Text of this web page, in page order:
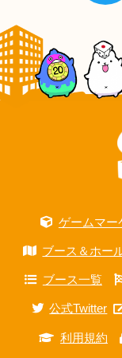
ゲームマー
ブース＆ホー
ブース一覧
公式Twitter
利用規約